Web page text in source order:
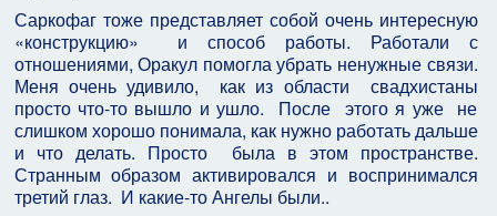
Саркофаг тоже представляет собой очень интересную
«конструкцию» и способ работы. Работали с
отношениями, Оракул помогла убрать ненужные связи.
Меня очень удивило, как из области свадхистаны
просто что-то вышло и ушло. После этого я уже не
слишком хорошо понимала, как нужно работать дальше
и что делать. Просто была в этом пространстве.
Странным образом активировался и воспринимался
третий глаз. И какие-то Ангелы были..